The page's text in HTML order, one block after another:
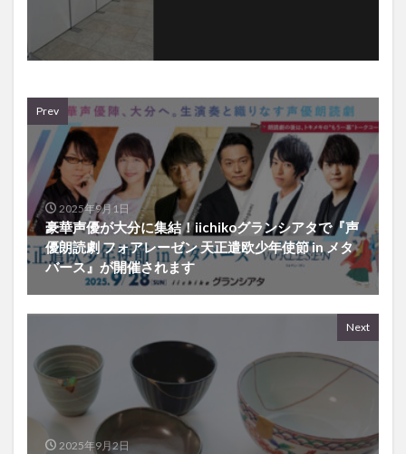
Prev
2025年9月1日
豪華声優が大分に集結！iichikoグランシアタで『声
優朗読劇 フォアレーゼン 天正遣欧少年使節 in メタ
バース』が開催されます
Next
2025年9月2日